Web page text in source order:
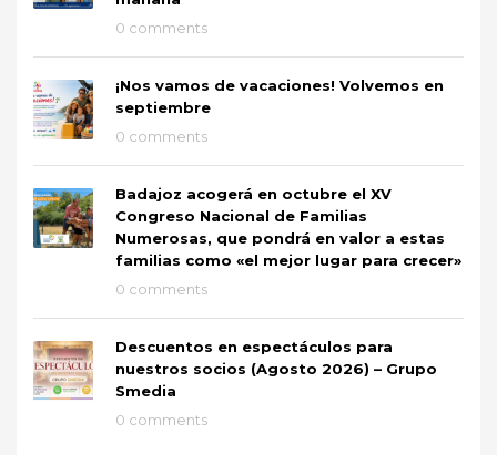
0 comments
¡Nos vamos de vacaciones! Volvemos en
septiembre
0 comments
Badajoz acogerá en octubre el XV
Congreso Nacional de Familias
Numerosas, que pondrá en valor a estas
familias como «el mejor lugar para crecer»
0 comments
Descuentos en espectáculos para
nuestros socios (Agosto 2026) – Grupo
Smedia
0 comments